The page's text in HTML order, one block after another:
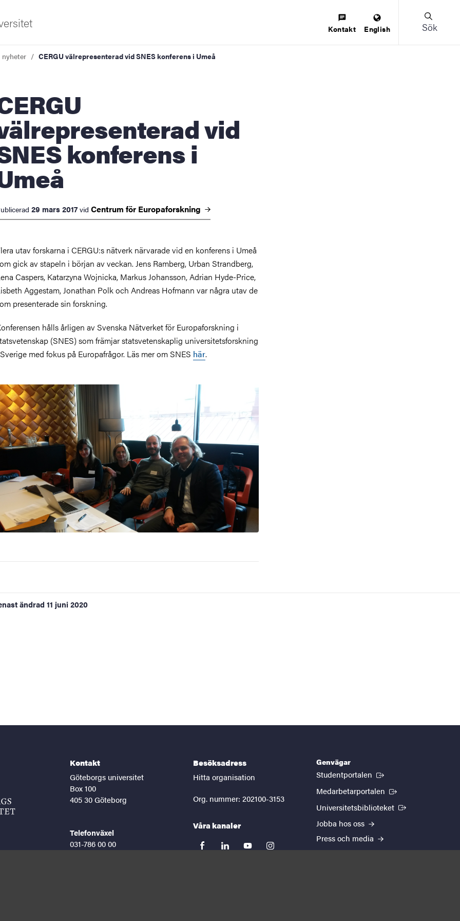
innovation
Kontakt English Sök
CERGU välrepresenterad vid SNES konferens i Umeå
vid
konferens i
29 mars 2017 vid Centrum för Europaforskning
utav forskarna i CERGU:s nätverk närvarade vid en konferens i Umeå
gick av stapeln i början av veckan. Jens Ramberg, Urban Strandberg,
Caspers, Katarzyna Wojnicka, Markus Johansson, Adrian Hyde-Price,
Aggestam, Jonathan Polk och Andreas Hofmann var några utav de
presenterade sin forskning.
hålls årligen av Svenska Nätverket för Europaforskning i
(SNES) som främjar statsvetenskaplig universitetsforskning
med fokus på Europafrågor. Läs mer om SNES här.
ändrad 11 juni 2020
Kontakt
Göteborgs universitet
Box 100
405 30 Göteborg
Telefonväxel
031-786 00 00
Besöksadress
Hitta organisation
Org. nummer: 202100-3153
Våra kanaler
facebooklinkedinyoutubeinstagram
Genvägar
Studentportalen (Extern länk)
Medarbetarportalen (Extern länk)
Universitetsbiblioteket (Extern länk)
Jobba hos oss
Press och media
EUTOPIA